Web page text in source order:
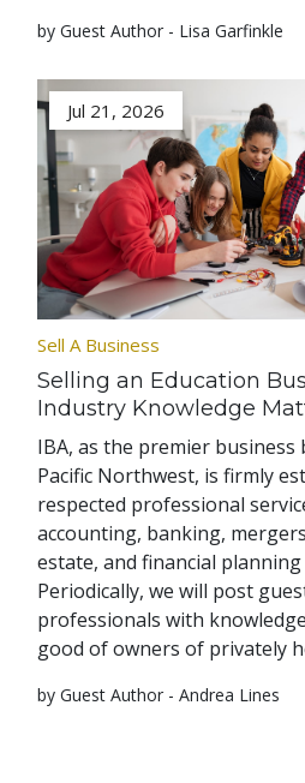
by Guest Author - Lisa Garfinkle
Jul 21, 2026
Sell A Business
Selling an Education
Industry Knowledge
IBA, as the premier
Pacific Northwest, is firmly
respected professional
accounting, banking,
estate, and financial
Periodically, we will post
professionals with
good of owners of privately
by Guest Author - Andrea Lines